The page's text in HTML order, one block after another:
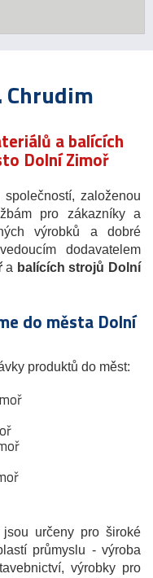
Chrudim
a balících
Dolní Zimoř
založenou
pro zákazníky a
výrobků a dobré
dodavatelem
a balících strojů Dolní
do města Dolní
produktů do měst:
určeny pro široké
průmyslu - výroba
výrobky pro